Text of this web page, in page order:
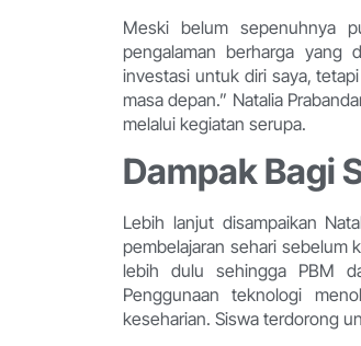
Meski belum sepenuhnya
pengalaman berharga yang
investasi untuk diri saya,
masa depan.” Natalia
melalui kegiatan serupa.
Dampak Bagi
Lebih lanjut disampaikan
pembelajaran sehari sebelum
lebih dulu sehingga PBM
Penggunaan teknologi
keseharian. Siswa terdorong